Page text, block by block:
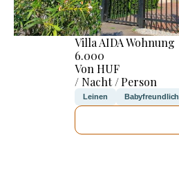
Villa AIDA Wohnung
6.000
Von HUF
/ Nacht / Person
Leinen Babyfreundlich